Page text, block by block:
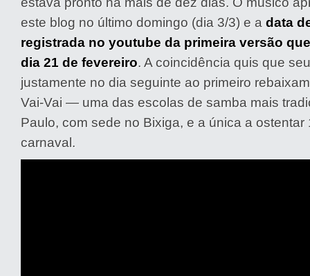
este blog no último domingo (dia 3/3) e a data
registrada no youtube da primeira versão
dia 21 de fevereiro. A coincidência quis que
justamente no dia seguinte ao primeiro
Vai-Vai — uma das escolas de samba mais
Paulo, com sede no Bixiga, e a única a ostentar
carnaval.